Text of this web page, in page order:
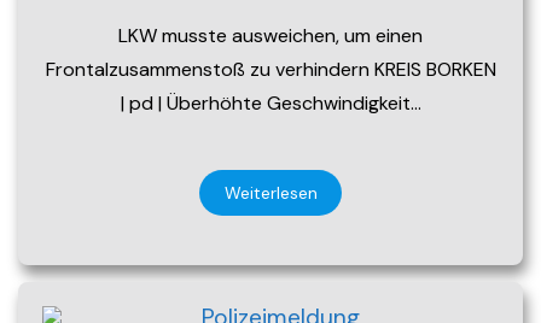
LKW musste ausweichen, um einen
Frontalzusammenstoß zu verhindern KREIS BORKEN
| pd | Überhöhte Geschwindigkeit…
Weiterlesen